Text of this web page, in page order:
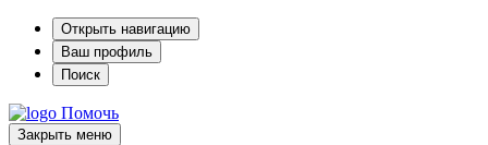
Открыть навигацию
Ваш профиль
Поиск
Помочь
Закрыть меню